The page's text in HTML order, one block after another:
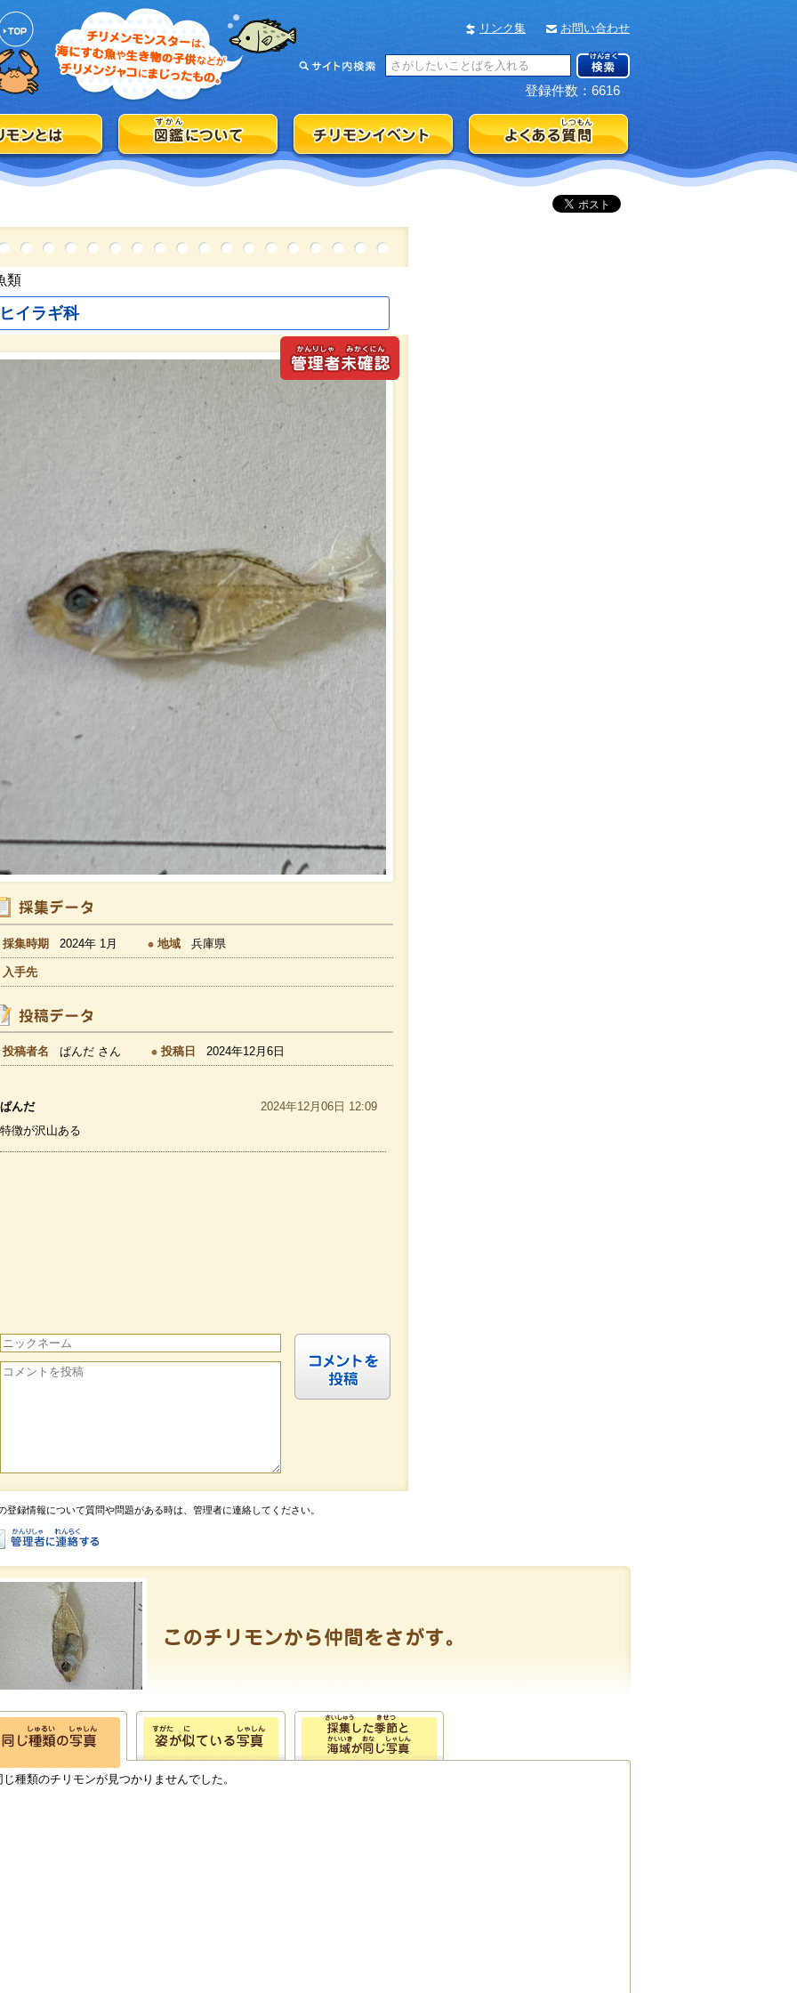
リンク集 お問い合わせ
登録件数：6616
類
ヒイラギ科
採集時期 2024年 1月 地域 兵庫県
入手先
投稿者名 ぱんだ さん 投稿日 2024年12月6日
ぱんだ
2024年12月06日 12:09
特徴が沢山ある
登録情報について質問や問題がある時は、管理者に連絡してください。
じ種類のチリモンが見つかりませんでした。